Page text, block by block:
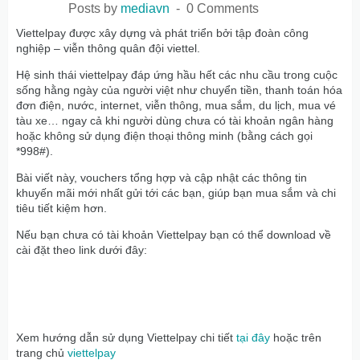
Posts by mediavn 0 Comments
Viettelpay được xây dựng và phát triển bởi tập đoàn công
nghiệp – viễn thông quân đội viettel.
Hệ sinh thái viettelpay đáp ứng hầu hết các nhu cầu trong cuộc
sống hằng ngày của người việt như chuyển tiền, thanh toán hóa
đơn điện, nước, internet, viễn thông, mua sắm, du lịch, mua vé
tàu xe… ngay cả khi người dùng chưa có tài khoản ngân hàng
hoặc không sử dụng điện thoại thông minh (bằng cách gọi
*998#).
Bài viết này, vouchers tổng hợp và cập nhật các thông tin
khuyến mãi mới nhất gửi tới các bạn, giúp bạn mua sắm và chi
tiêu tiết kiệm hơn.
Nếu bạn chưa có tài khoản Viettelpay bạn có thể download về
cài đặt theo link dưới đây:
Xem hướng dẫn sử dụng Viettelpay chi tiết tại đây hoặc trên
trang chủ viettelpay